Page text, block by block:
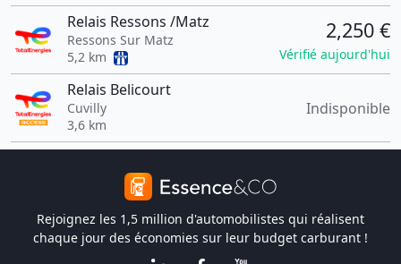
Relais Ressons /Matz
Ressons Sur Matz
5,2 km
2,250 €
Vérifié aujourd'hui
Relais Belicourt
Cuvilly
3,6 km
Indisponible
Rejoignez les 1,5 million d'automobilistes qui réalisent
chaque jour des économies sur leur budget carburant !